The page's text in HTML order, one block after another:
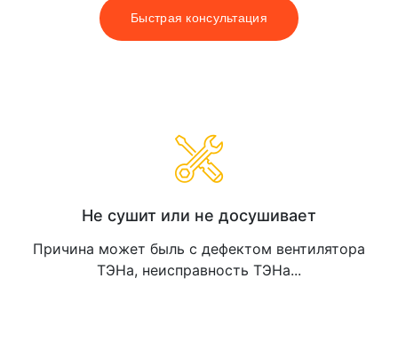
Быстрая консультация
Не сушит или не досушивает
Причина может быль c дефектом вентилятора
ТЭНа, неисправность ТЭНа...